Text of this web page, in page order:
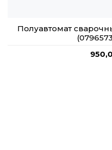
Полуавтомат